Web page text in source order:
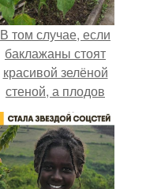
В том случае, если
баклажаны стоят
красивой зелёной
стеной, а плодов
почти не видно -
радоваться тут
нечему.